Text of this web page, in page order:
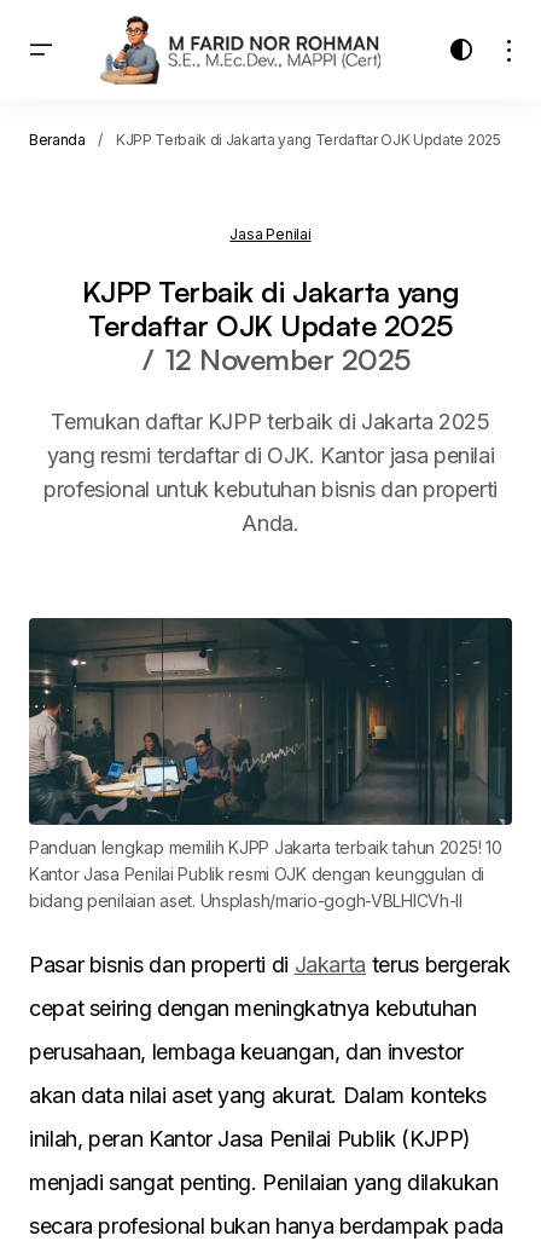
Beranda KJPP Terbaik di Jakarta yang Terdaftar OJK Update 2025
Jasa Penilai
KJPP Terbaik di Jakarta yang
Terdaftar OJK Update 2025
12 November 2025
Temukan daftar KJPP terbaik di Jakarta 2025
yang resmi terdaftar di OJK. Kantor jasa penilai
profesional untuk kebutuhan bisnis dan properti
Anda.
Panduan lengkap memilih KJPP Jakarta terbaik tahun 2025! 10
Kantor Jasa Penilai Publik resmi OJK dengan keunggulan di
bidang penilaian aset. Unsplash/mario-gogh-VBLHICVh-lI
Pasar bisnis dan properti di Jakarta terus bergerak
cepat seiring dengan meningkatnya kebutuhan
perusahaan, lembaga keuangan, dan investor
akan data nilai aset yang akurat. Dalam konteks
inilah, peran Kantor Jasa Penilai Publik (KJPP)
menjadi sangat penting. Penilaian yang dilakukan
secara profesional bukan hanya berdampak pada